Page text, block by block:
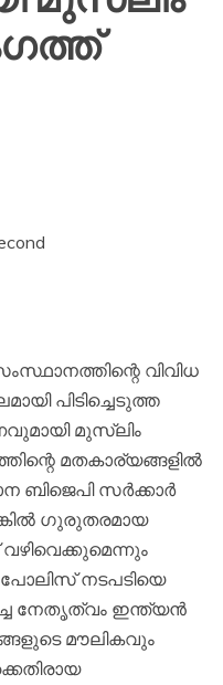
വിവിധ
പിടിച്ചെടുത്ത
മുസ്‌ലിം
മതകാര്യങ്ങളില്‍
ബിജെപി സര്‍ക്കാര്‍
ഗുരുതരമായ
പോലിസ് നടപടിയെ
നേതൃത്വം ഇന്ത്യന്‍
മൗലികവും